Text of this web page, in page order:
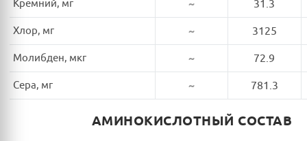
Кремний, мг ~ 31.3
Хлор, мг ~ 3125
Молибден, мкг ~ 72.9
Сера, мг ~ 781.3
АМИНОКИСЛОТНЫЙ СОСТАВ